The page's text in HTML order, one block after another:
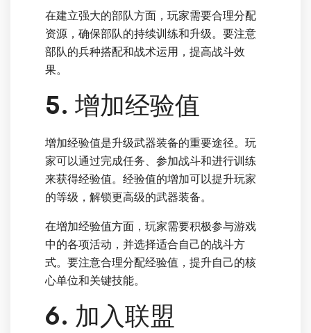
在建立强大的部队方面，玩家需要合理分配
资源，确保部队的持续训练和升级。要注意
部队的兵种搭配和战术运用，提高战斗效
果。
5. 增加经验值
增加经验值是升级武器装备的重要途径。玩
家可以通过完成任务、参加战斗和进行训练
来获得经验值。经验值的增加可以提升玩家
的等级，解锁更高级的武器装备。
在增加经验值方面，玩家需要积极参与游戏
中的各项活动，并选择适合自己的战斗方
式。要注意合理分配经验值，提升自己的核
心单位和关键技能。
6. 加入联盟